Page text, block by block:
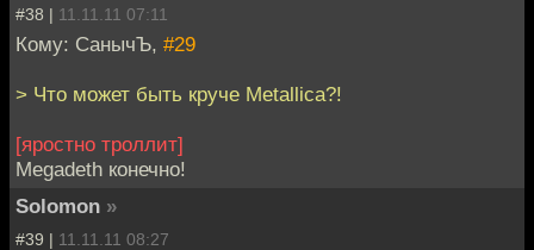
#38 | 11.11.11 07:11
Кому: СанычЪ, #29
> Что может быть круче Metallica?!
[яростно троллит]
Megadeth конечно!
Solomon »
#39 | 11.11.11 08:27